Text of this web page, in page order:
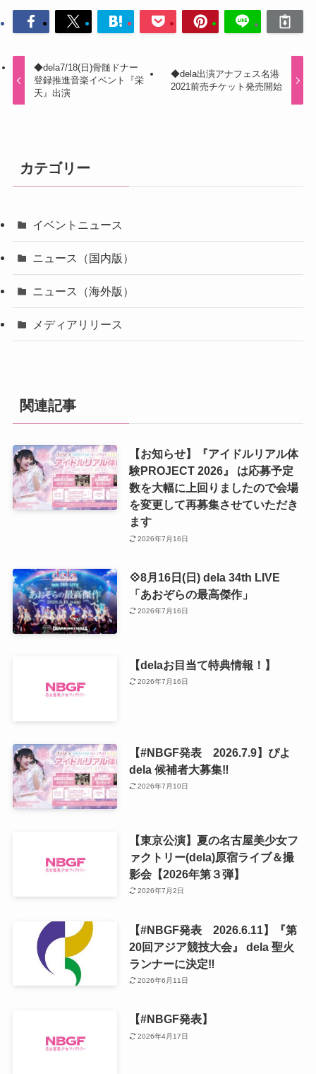
◆dela7/18(日)骨髄ドナー
登録推進音楽イベント『栄
天』出演
◆dela出演アナフェス名港
2021前売チケット発売開始
カテゴリー
イベントニュース
ニュース（国内版）
ニュース（海外版）
メディアリリース
関連記事
【お知らせ】『アイドルリアル体
験PROJECT 2026』 は応募予定
数を大幅に上回りましたので会場
を変更して再募集させていただき
ます
2026年7月16日
💠8月16日(日) dela 34th LIVE
「あおぞらの最高傑作」
2026年7月16日
【delaお目当て特典情報！】
2026年7月16日
【#NBGF発表 2026.7.9】ぴよ
dela 候補者大募集‼️
2026年7月10日
【東京公演】夏の名古屋美少女フ
ァクトリー(dela)原宿ライブ＆撮
影会【2026年第３弾】
2026年7月2日
【#NBGF発表 2026.6.11】『第
20回アジア競技大会』 dela 聖火
ランナーに決定‼️
2026年6月11日
【#NBGF発表】
2026年4月17日